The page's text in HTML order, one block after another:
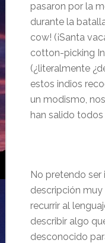
pasaron por la
durante la
cow! (¡Santa
cotton-picking
(¿literalmente
estos indios
un modismo,
han salido
No pretendo ser
descripción
recurrir al
describir algo
desconocido